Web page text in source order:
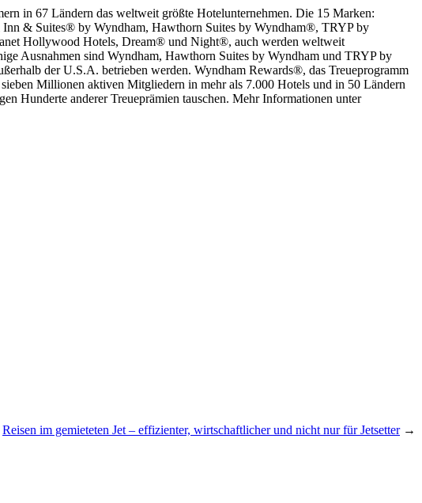
in 67 Ländern das weltweit größte Hotelunternehmen. Die 15 Marken:
& Suites® by Wyndham, Hawthorn Suites by Wyndham®, TRYP by
Hollywood Hotels, Dream® und Night®, auch werden weltweit
Ausnahmen sind Wyndham, Hawthorn Suites by Wyndham und TRYP by
der U.S.A. betrieben werden. Wyndham Rewards®, das Treueprogramm
Millionen aktiven Mitgliedern in mehr als 7.000 Hotels und in 50 Ländern
Hunderte anderer Treueprämien tauschen. Mehr Informationen unter
Reisen im gemieteten Jet – effizienter, wirtschaftlicher und nicht nur für Jetsetter→